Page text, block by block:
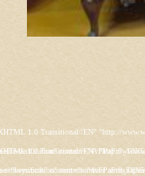
type="text/css" /> <link rel="stylesheet" href="/templates/rt_juxta/css/template.css" type="text/css" /> <link rel="stylesheet" href="/templates/rt_juxta/css/template-firefox.css" type="text/css" /> <link rel="stylesheet" href="/templates/rt_juxta/css/typography.css" type="text/css" /> <link rel="stylesheet" href="/templates/rt_juxta/css/backgrounds.css" type="text/css" /> <link rel="stylesheet" href="/templates/rt_juxta/css/fusionmenu.css" type="text/css" /> <link rel="stylesheet" href="/modules/mod_roknewspager/themes/light/roknewspager.css" type="text/css" /> <style type="text/css"> #rt-main-surround ul.menu li.active > a, #rt-main-surround ul.menu li.active > .separator, #rt-main-surround ul.menu li.active > .item, #rt-main-surround .square4 ul.menu li:hover > a, #rt-main-surround .square4 ul.menu li:hover > .item, #rt-main-surround .square4 ul.menu li:hover > .separator, .roktabs-links ul li.active span, .menutop li:hover > .item, .menutop li.f-menuparent-itemfocus .item, .menutop li.active > .item {color:#660000;} a, .button, #rt-main-surround ul.menu a:hover, #rt-main-surround ul.menu .separator:hover, #rt-main-surround ul.menu .item:hover, .title1 .module-title .title, #rt-main .item_add:link, #rt-main .item_add:visited, #rt-main .simpleCart_empty:link, #rt-main .simpleCart_empty:visited, #rt-main .simpleCart_checkout:link, #rt-main .simpleCart_checkout:visited {color:#660000;} body #rt-logo {width:400px;height:200px;} </style> <script src="/media/system/js/mootools-core.js" type="text/javascript"></script> <script src="/media/system/js/core.js" type="text/javascript"></script> <script src="/media/
type="text/css" /> <link rel="stylesheet" href="/templates/rt_juxta/css/template.css" type="text/css" /> <link rel="stylesheet" href="/templates/rt_juxta/css/template-firefox.css" type="text/css" /> <link rel="stylesheet" href="/templates/rt_juxta/css/typography.css" type="text/css" /> <link rel="stylesheet" href="/templates/rt_juxta/css/backgrounds.css" type="text/css" /> <link rel="stylesheet" href="/templates/rt_juxta/css/fusionmenu.css" type="text/css" /> <link rel="stylesheet" href="/modules/mod_roknewspager/themes/light/roknewspager.css" type="text/css" /> <style type="text/css"> #rt-main-surround ul.menu li.active > a, #rt-main-surround ul.menu li.active > .separator, #rt-main-surround ul.menu li.active > .item, #rt-main-surround .square4 ul.menu li:hover > a, #rt-main-surround .square4 ul.menu li:hover > .item, #rt-main-surround .square4 ul.menu li:hover > .separator, .roktabs-links ul li.active span, .menutop li:hover > .item, .menutop li.f-menuparent-itemfocus .item, .menutop li.active > .item {color:#660000;} a, .button, #rt-main-surround ul.menu a:hover, #rt-main-surround ul.menu .separator:hover, #rt-main-surround ul.menu .item:hover, .title1 .module-title .title, #rt-main .item_add:link, #rt-main .item_add:visited, #rt-main .simpleCart_empty:link, #rt-main .simpleCart_empty:visited, #rt-main .simpleCart_checkout:link, #rt-main .simpleCart_checkout:visited {color:#660000;} body #rt-logo {width:400px;height:200px;} </style> <script src="/media/system/js/mootools-core.js" type="text/javascript"></script> <script src="/media/system/js/core.js" type="text/javascript"></script> <script src="/media/